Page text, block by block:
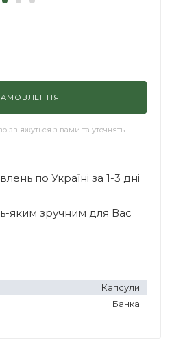
зв'яжуться з вами та уточнять
по Україні за 1-3 дні
яким зручним для Вас
Капсули
Банка